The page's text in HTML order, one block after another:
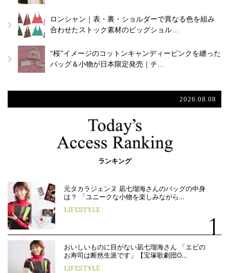
ロンシャン｜表・裏・ショルダーで異なる色を組み
合わせたストック素材のビッグショル…
“桜”イメージのコットンキャンディーピンクを纏った
バッグ＆小物が日本限定発売｜チ…
2026.08.08
ランキング
元タカラジェンヌ 凪七瑠海さんのバッグの中身
は？ 「ユニークな小物を楽しみながら…
LIFESTYLE
おいしいものに目がない凪七瑠海さん 「エビの
お寿司は断然生派です」【宝塚歌劇団O…
LIFESTYLE